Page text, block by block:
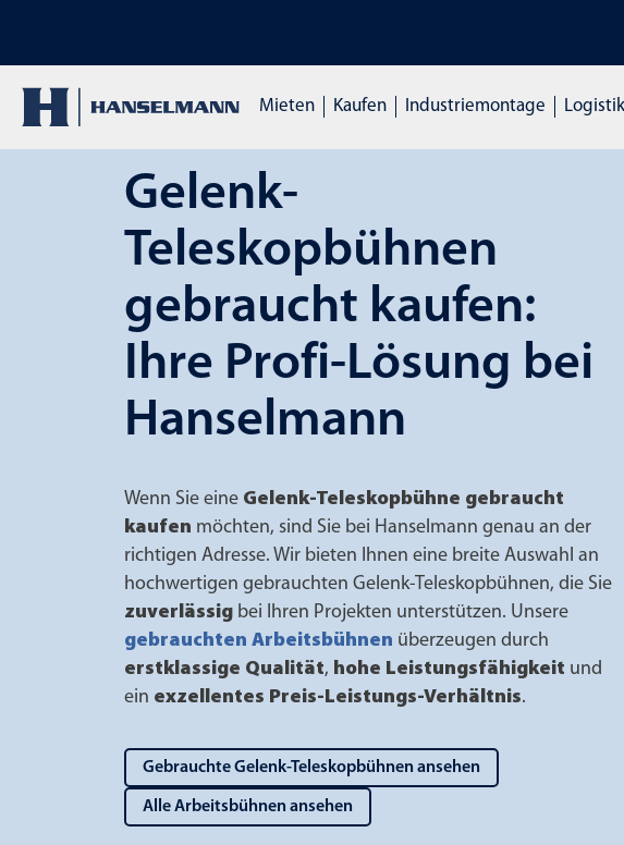
ansehen ENTDECKE UNSERE
Mieten Kaufen Industriemontage Logistik
Gelenk-
Teleskopbühnen
gebraucht kaufen:
Ihre Profi-Lösung bei
Hanselmann
Wenn Sie eine Gelenk-Teleskopbühne gebraucht
kaufen möchten, sind Sie bei Hanselmann genau an der
richtigen Adresse. Wir bieten Ihnen eine breite Auswahl an
hochwertigen gebrauchten Gelenk-Teleskopbühnen, die Sie
zuverlässig bei Ihren Projekten unterstützen. Unsere
gebrauchten Arbeitsbühnen überzeugen durch
erstklassige Qualität, hohe Leistungsfähigkeit und
ein exzellentes Preis-Leistungs-Verhältnis.
Gebrauchte Gelenk-Teleskopbühnen ansehen
Alle Arbeitsbühnen ansehen